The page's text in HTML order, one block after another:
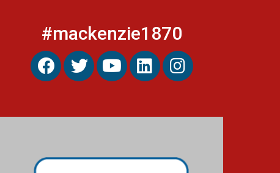
Como o Colégio Mackenzie
Brasília prepara seus
estudantes para o PAS antes
da escola
#mackenzie1870